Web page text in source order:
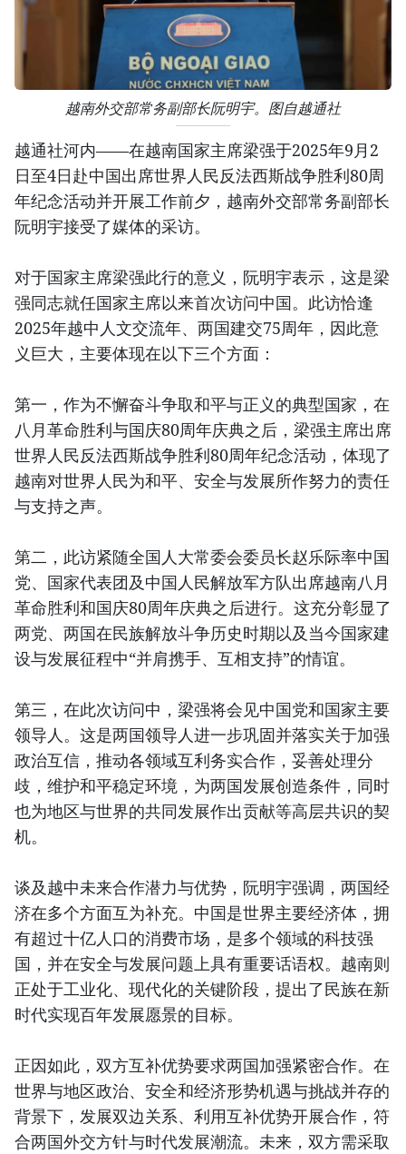
越南外交部常务副部长阮明宇。图自越通社
越通社河内——在越南国家主席梁强于2025年9月2
日至4日赴中国出席世界人民反法西斯战争胜利80周
年纪念活动并开展工作前夕，越南外交部常务副部长
阮明宇接受了媒体的采访。
对于国家主席梁强此行的意义，阮明宇表示，这是梁
强同志就任国家主席以来首次访问中国。此访恰逢
2025年越中人文交流年、两国建交75周年，因此意
义巨大，主要体现在以下三个方面：
第一，作为不懈奋斗争取和平与正义的典型国家，在
八月革命胜利与国庆80周年庆典之后，梁强主席出席
世界人民反法西斯战争胜利80周年纪念活动，体现了
越南对世界人民为和平、安全与发展所作努力的责任
与支持之声。
第二，此访紧随全国人大常委会委员长赵乐际率中国
党、国家代表团及中国人民解放军方队出席越南八月
革命胜利和国庆80周年庆典之后进行。这充分彰显了
两党、两国在民族解放斗争历史时期以及当今国家建
设与发展征程中“并肩携手、互相支持”的情谊。
第三，在此次访问中，梁强将会见中国党和国家主要
领导人。这是两国领导人进一步巩固并落实关于加强
政治互信，推动各领域互利务实合作，妥善处理分
歧，维护和平稳定环境，为两国发展创造条件，同时
也为地区与世界的共同发展作出贡献等高层共识的契
机。
谈及越中未来合作潜力与优势，阮明宇强调，两国经
济在多个方面互为补充。中国是世界主要经济体，拥
有超过十亿人口的消费市场，是多个领域的科技强
国，并在安全与发展问题上具有重要话语权。越南则
正处于工业化、现代化的关键阶段，提出了民族在新
时代实现百年发展愿景的目标。
正因如此，双方互补优势要求两国加强紧密合作。在
世界与地区政治、安全和经济形势机遇与挑战并存的
背景下，发展双边关系、利用互补优势开展合作，符
合两国外交方针与时代发展潮流。未来，双方需采取